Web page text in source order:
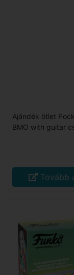
Ajándék ötlet
BMO with guitar
Tovább